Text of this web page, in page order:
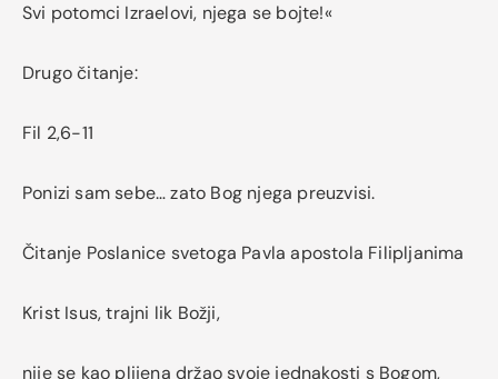
Svi potomci Izraelovi, njega se bojte!«
Drugo čitanje:
Fil 2,6-11
Ponizi sam sebe… zato Bog njega preuzvisi.
Čitanje Poslanice svetoga Pavla apostola Filipljanima
Krist Isus, trajni lik Božji,
nije se kao plijena držao svoje jednakosti s Bogom,